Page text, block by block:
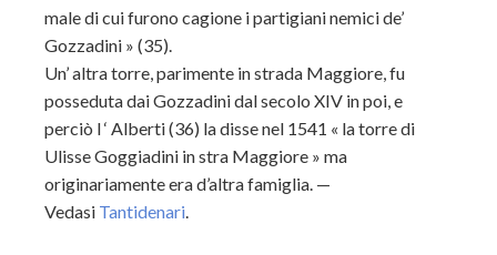
male di cui furono cagione i partigiani nemici de’
Gozzadini » (35).
Un’ altra torre, parimente in strada Maggiore, fu
posseduta dai Gozzadini dal secolo XIV in poi, e
perciò l ‘ Alberti (36) la disse nel 1541 « la torre di
Ulisse Goggiadini in stra Maggiore » ma
originariamente era d’altra famiglia. —
Vedasi Tantidenari.